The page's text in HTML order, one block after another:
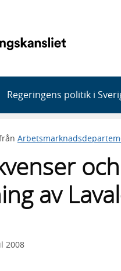
Regeringens politik i
av
2008